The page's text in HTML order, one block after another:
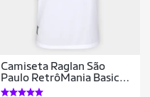
Camiseta Raglan São
Paulo RetrôMania Basic
Masculina